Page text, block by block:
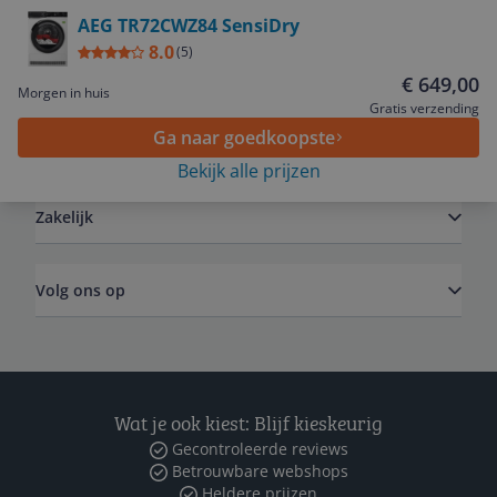
bovenkant van het reservoir, dus je moet
voorzichtig lopen om het water weg te gooien.
AEG TR72CWZ84 SensiDry
8.0(5)
Morgen in huis € 649,00
Gratis verzending
Ga naar goedkoopste
Bekijk alle prijzen
Service
Zakelijk
Volg ons op
Wat je ook kiest: Blijf kieskeurig
Gecontroleerde reviews
Betrouwbare webshops